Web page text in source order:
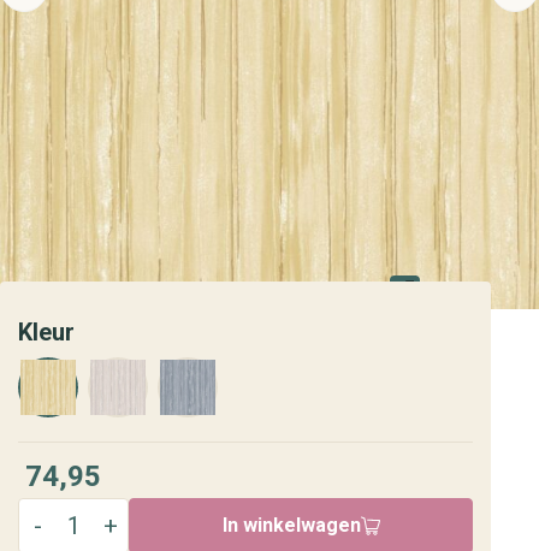
Kleur
74,95
In winkelwagen